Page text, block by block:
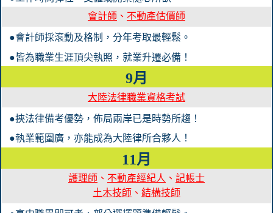
會計師 、 不動產估價師
●會計師採滾動及格制，分年考取最輕鬆。
●皆為職業生涯頂尖執照，就業升遷必備！
9月
大陸法律職業資格考試
●挾法律備考優勢，佈局兩岸已是時勢所趨！
●執業範圍廣，亦能成為大陸律所合夥人！
11月
護理師 、 不動產經紀人 、 記帳士
土木技師 、 結構技師